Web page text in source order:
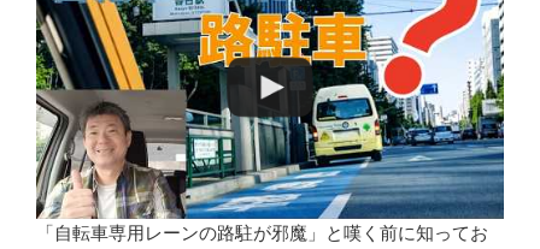
「自転車専用レーンの路駐が邪魔」と嘆く前に知ってお